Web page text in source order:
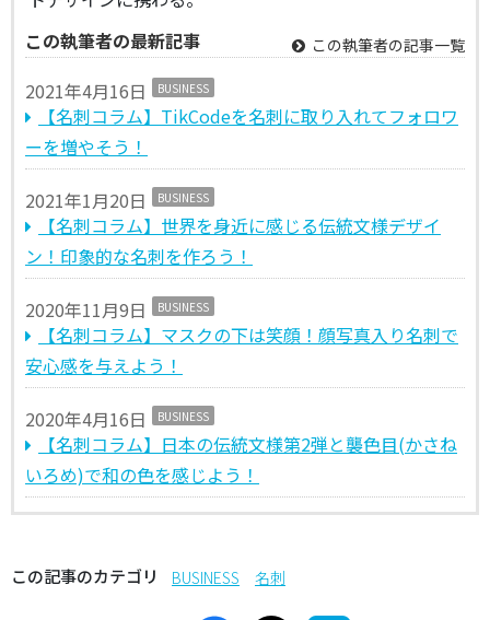
この執筆者の最新記事
この執筆者の記事一覧
2021年4月16日 BUSINESS
【名刺コラム】TikCodeを名刺に取り入れてフォロワ
ーを増やそう！
2021年1月20日 BUSINESS
【名刺コラム】世界を身近に感じる伝統文様デザイ
ン！印象的な名刺を作ろう！
2020年11月9日 BUSINESS
【名刺コラム】マスクの下は笑顔！顔写真入り名刺で
安心感を与えよう！
2020年4月16日 BUSINESS
【名刺コラム】日本の伝統文様第2弾と襲色目(かさね
いろめ)で和の色を感じよう！
この記事のカテゴリ BUSINESS 名刺